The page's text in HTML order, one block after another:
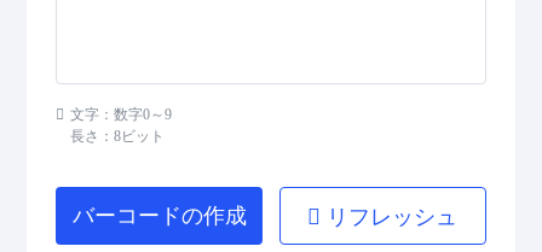
HIBC Data Matrix
HIBC MicroPDF417
文字：数字0～9
長さ：8ビット
バーコードの作成 リフレッシュ